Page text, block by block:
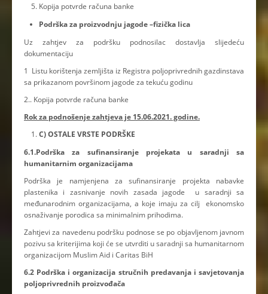
Kopija potvrde računa banke
Podrška za proizvodnju jagode –fizička lica
Uz zahtjev za podršku podnosilac dostavlja slijedeću
dokumentaciju
1 Listu korištenja zemljišta iz Registra poljoprivrednih gazdinstava
sa prikazanom površinom jagode za tekuću godinu
2.. Kopija potvrde računa banke
Rok za podnošenje zahtjeva je 15.06.2021. godine.
C) OSTALE VRSTE PODRŠKE
6.1.Podrška za sufinansiranje projekata u saradnji sa
humanitarnim organizacijama
Podrška je namjenjena za sufinansiranje projekta nabavke
plastenika i zasnivanje novih zasada jagode u saradnji sa
međunarodnim organizacijama, a koje imaju za cilj ekonomsko
osnaživanje porodica sa minimalnim prihodima.
Zahtjevi za navedenu podršku podnose se po objavljenom javnom
pozivu sa kriterijima koji će se utvrditi u saradnji sa humanitarnom
organizacijom Muslim Aid i Caritas BiH
6.2 Podrška i organizacija stručnih predavanja i savjetovanja
poljoprivrednih proizvođača